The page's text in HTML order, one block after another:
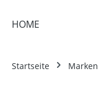
HOME
Startseite Marken